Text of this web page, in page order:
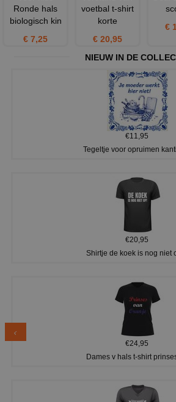
Ronde hals
biologisch kin
€ 7,25
voetbal t-shirt
korte
€ 20,95
€
NIEUW IN DE
€11,95
Tegeltje voor opruimen
€20,95
Shirtje de koek is nog niet
€24,95
Dames v hals t-shirt prinses